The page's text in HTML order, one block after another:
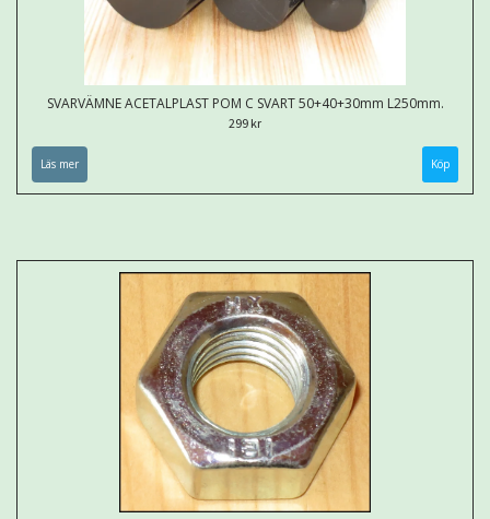
SVARVÄMNE ACETALPLAST POM C SVART 50+40+30mm L250mm.
299 kr
Läs mer Köp